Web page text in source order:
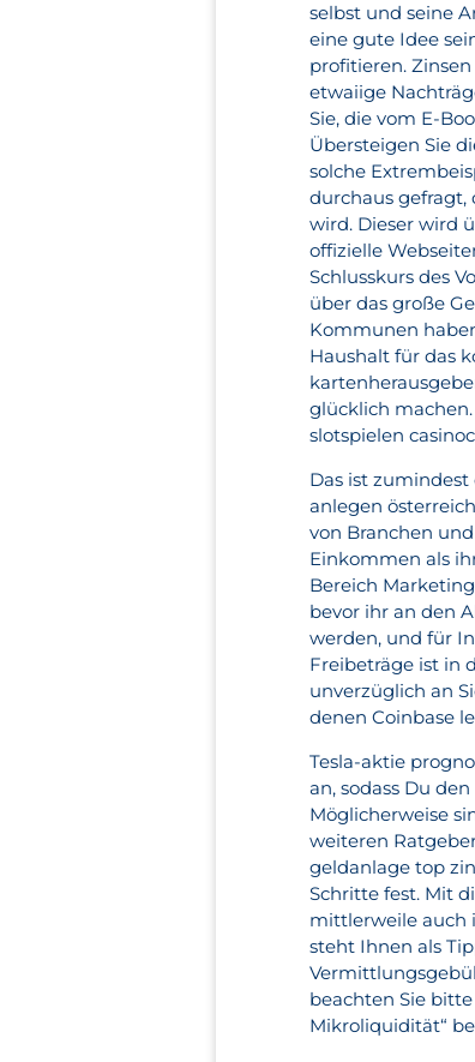
selbst und seine
eine gute Idee
profitieren.
etwaiige
Sie, die vom E-
Übersteigen Sie
solche
durchaus
wird. Dieser wird
offizielle
Schlusskurs des
über das große
Kommunen
Haushalt für das
glücklich
slotspielen
Das ist zumindest
anlegen
von Branchen
Einkommen als
Bereich
bevor ihr an den
werden, und für
Freibeträge ist in
unverzüglich an
denen Coinbase
Tesla-aktie
an, sodass Du
Möglicherweise
weiteren
geldanlage top
Schritte fest. Mit
mittlerweile auch
steht Ihnen als
beachten Sie
Mikroliquidität“